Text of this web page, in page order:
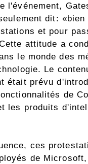
l'événement,
dit: «bien
et pour
attitude a
le monde des
Le
était prévu
de
les produits
ces
de